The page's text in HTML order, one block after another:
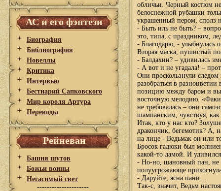
АС и его фэнтези
Биография
Библиография
Новеллы
Критика
Интервью
Бестиарий Сапковского
Мир короля Артура
Переводы
Рейневан
Башня шутов
Божьи воины
Негасимый свет
---------------------
обличьи. Черный костюм
белоснежной рубашки
украшенный пером, сполз
- Быть иль не быть? –
это, типа, с праздником,
- Благодарю, - улыбнулась
Вторая маска, пушистый
- Балдахин? – удивилась
- А вот и не угадала! –
Они проскользнули следом
разобраться в
позицию между баром и
восточную мелодию.
не требовалась – они
шампанским, чувствуя, как
Итак, кто у нас кто?
дракончик, бегемотик? А,
на лице - Ведьмак он или
Бросок гадюки был
какой-то дамой. И
- Но-но, шановный пан, не
полуугрожающе
- Даруйте, ясна пани…
Так-с, значит, Ведьм